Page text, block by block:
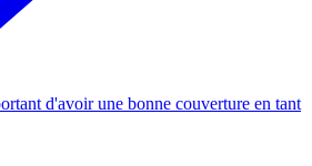
d'avoir une bonne couverture en tant